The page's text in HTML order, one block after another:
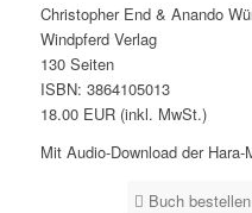
Christopher End & Anando
Windpferd Verlag
130 Seiten
ISBN: 3864105013
18.00 EUR (inkl. MwSt.)
Mit Audio-Download der Hara-
Buch